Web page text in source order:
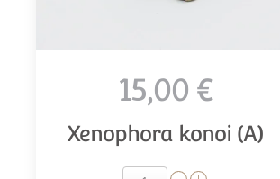
15,00 €
Xenophora konoi (A)